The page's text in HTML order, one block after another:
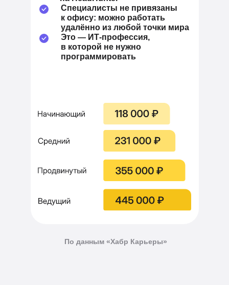
Специалисты не привязаны
к офису: можно работать
удалённо из любой точки мира
Это — ИТ-профессия,
в которой не нужно
программировать
По данным «Хабр Карьеры»